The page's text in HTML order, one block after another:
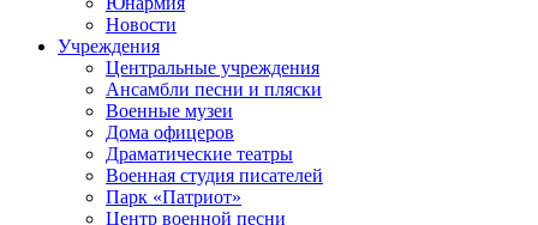
Новости
Учреждения
Центральные учреждения
Ансамбли песни и пляски
Военные музеи
Дома офицеров
Драматические театры
Военная студия писателей
Парк «Патриот»
Центр военной песни